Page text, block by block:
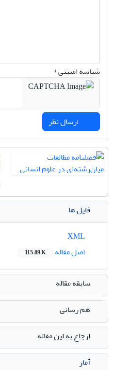
شناسه امنیتی *
فایل ها
اصل مقاله
115.89 K
سابقه مقاله
هم رسانی
ارجاع به این مقاله
آمار